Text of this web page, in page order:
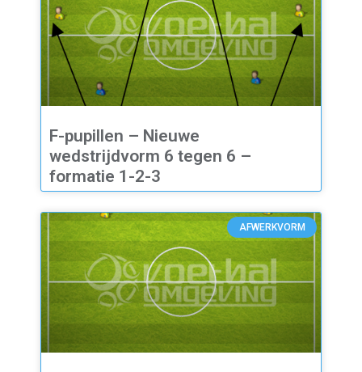
F-pupillen – Nieuwe
wedstrijdvorm 6 tegen 6 –
formatie 1-2-3
AFWERKVORM